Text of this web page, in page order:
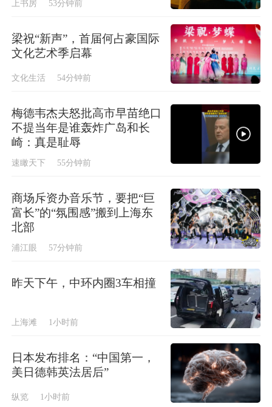
上书房 53分钟前
梁祝“新声”，首届何占豪国际
文化艺术季启幕
文化生活 54分钟前
梅德韦杰夫怒批高市早苗绝口
不提当年是谁轰炸广岛和长
崎：真是耻辱
速瞰天下 55分钟前
商场斥资办音乐节，要把“巨
富长”的“氛围感”搬到上海东
北部
浦江眼 57分钟前
昨天下午，中环内圈3车相撞
上海滩 1小时前
日本发布排名：“中国第一，
美日德韩英法居后”
纵览 1小时前